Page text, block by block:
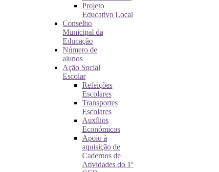
Projeto
Educativo Local
Conselho
Municipal da
Educação
Número de
alunos
Ação Social
Escolar
Refeições
Escolares
Transportes
Escolares
Auxílios
Económicos
Apoio à
aquisição de
Cadernos de
Atividades do 1º